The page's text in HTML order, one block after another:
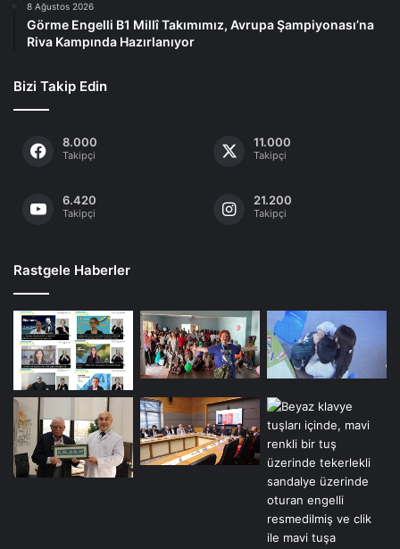
8 Ağustos 2026
Görme Engelli B1 Millî Takımımız, Avrupa Şampiyonası’na
Riva Kampında Hazırlanıyor
Bizi Takip Edin
8.000
Takipçi
11.000
Takipçi
6.420
Takipçi
21.200
Takipçi
Rastgele Haberler